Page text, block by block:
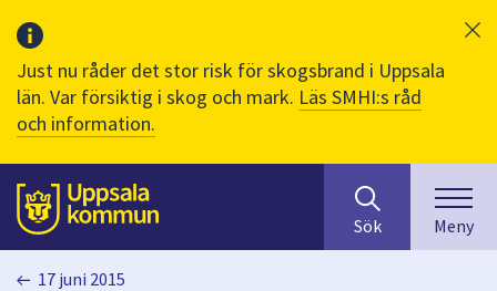
Just nu råder det stor risk för skogsbrand i Uppsala
län. Var försiktig i skog och mark. Läs SMHI:s råd
och information.
Till sidans
huvudinnehåll
efter
innehåll
på
Sök Meny
17 juni 2015